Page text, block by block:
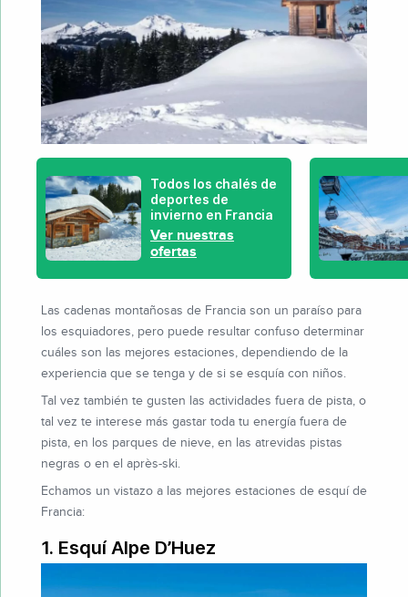
Todos los chalés de
deportes de
invierno en Francia
Ver nuestras
ofertas
Las cadenas montañosas de Francia son un paraíso para
los esquiadores, pero puede resultar confuso determinar
cuáles son las mejores estaciones, dependiendo de la
experiencia que se tenga y de si se esquía con niños.
Tal vez también te gusten las actividades fuera de pista, o
tal vez te interese más gastar toda tu energía fuera de
pista, en los parques de nieve, en las atrevidas pistas
negras o en el après-ski.
Echamos un vistazo a las mejores estaciones de esquí de
Francia:
1. Esquí Alpe D’Huez